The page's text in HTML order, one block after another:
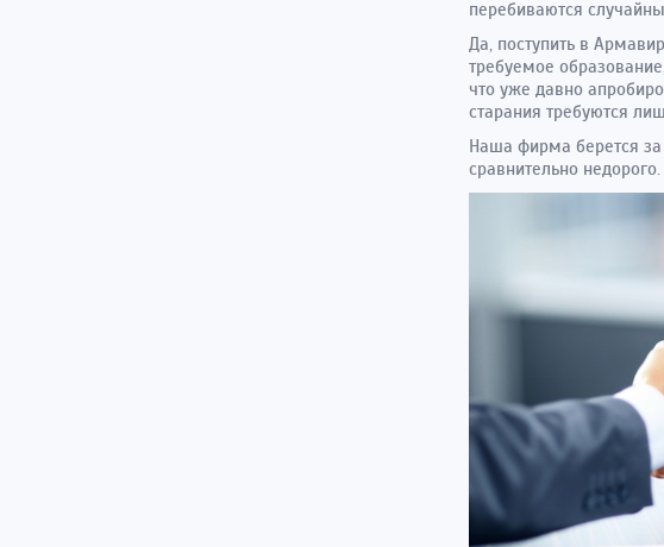
перебиваются
Да, поступить в
требуемое
что уже давно
старания требуются
Наша фирма берется
сравнительно